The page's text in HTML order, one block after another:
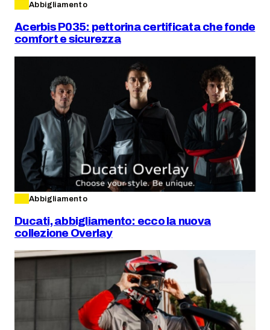
Abbigliamento
Acerbis P035: pettorina certificata che fonde
comfort e sicurezza
Abbigliamento
Ducati, abbigliamento: ecco la nuova
collezione Overlay